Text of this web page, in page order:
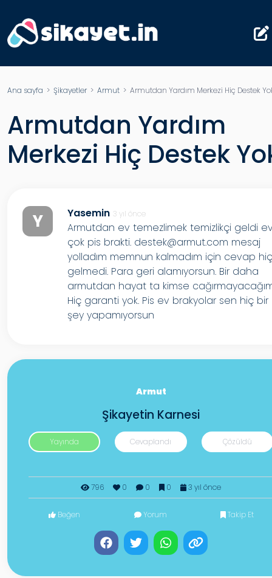
Ana sayfa > Şikayetler> Armut > Armutdan Yardım Merkezi Hiç Destek
Armutdan Yardım
Merkezi Hiç Destek
Y Yasemin 3 yıl önce
Armutdan ev temezlimek temizlikçi geldi
çok pis brakti. destek@armut.com mesaj
yolladım memnun kalmadım için cevap
gelmedi. Para geri alamıyorsun. Bir daha
armutdan hayat ta kimse
Hiç garanti yok. Pis ev brakyolar sen hiç bir
şey yapamıyorsun
Armut
Şikayetin Karnesi
Yayında Cevaplandı Çözüldü
796 0 0 0 3 yıl önce
Beğen Yorum Takip Et